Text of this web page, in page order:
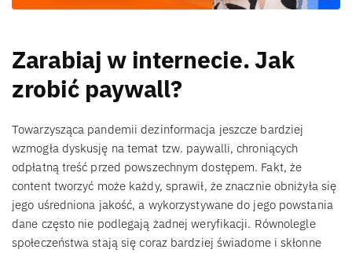
Zarabiaj w internecie. Jak
zrobić paywall?
Towarzysząca pandemii dezinformacja jeszcze bardziej
wzmogła dyskusję na temat tzw. paywalli, chroniących
odpłatną treść przed powszechnym dostępem. Fakt, że
content tworzyć może każdy, sprawił, że znacznie obniżyła się
jego uśredniona jakość, a wykorzystywane do jego powstania
dane często nie podlegają żadnej weryfikacji. Równolegle
społeczeństwa stają się coraz bardziej świadome i skłonne